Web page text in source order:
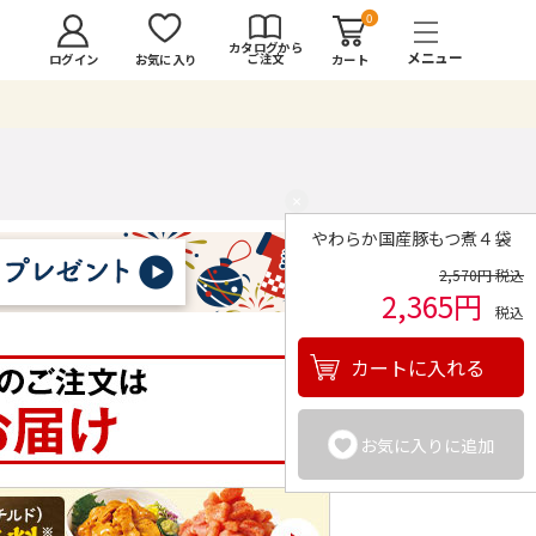
ログイン お気に入り
カタログから
ご注文
0
カート
やわらか国産豚もつ煮４袋
2,570円 税込
2,365円 税込
カートに入れる
お気に入りに追加